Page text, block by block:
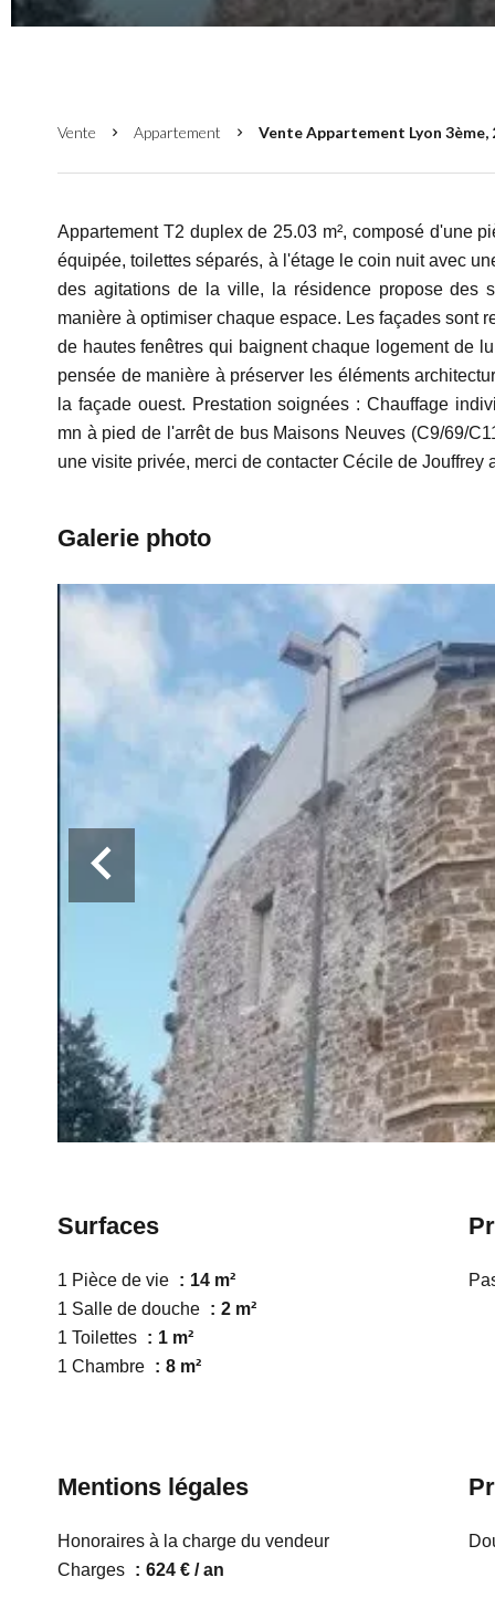
Vente Appartement Vente Appartement Lyon 3ème,
Appartement T2 duplex de 25.03 m², composé d'une
équipée, toilettes séparés, à l'étage le coin nuit avec
des agitations de la ville, la résidence propose des
manière à optimiser chaque espace. Les façades sont
de hautes fenêtres qui baignent chaque logement de
pensée de manière à préserver les éléments
la façade ouest. Prestation soignées : Chauffage
mn à pied de l'arrêt de bus Maisons Neuves (C9/69/
une visite privée, merci de contacter Cécile de Jouffrey
Galerie photo
Surfaces
1 Pièce de vie
14 m²
1 Salle de douche
2 m²
1 Toilettes
1 m²
1 Chambre
8 m²
Mentions légales
Honoraires à la charge du vendeur
Charges
624 € / an